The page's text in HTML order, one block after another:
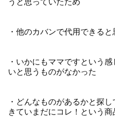
・他のカバンで代用できる
・いかにもママですという
いと思うものがなかった
・どんなものがあるかと探
きていまだにコレ！という